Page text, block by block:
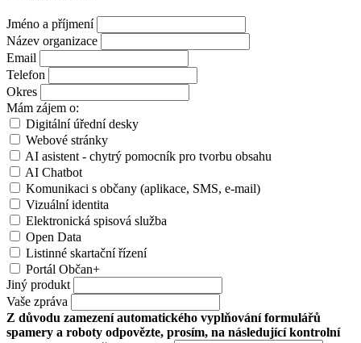
Jméno a příjmení
Název organizace
Email
Telefon
Okres
Mám zájem o:
Digitální úřední desky
Webové stránky
AI asistent - chytrý pomocník pro tvorbu obsahu
AI Chatbot
Komunikaci s občany (aplikace, SMS, e-mail)
Vizuální identita
Elektronická spisová služba
Open Data
Listinné skartační řízení
Portál Občan+
Jiný produkt
Vaše zpráva
Z důvodu zamezení automatického vyplňování formulářů
spamery a roboty odpovězte, prosím, na následující kontrolní